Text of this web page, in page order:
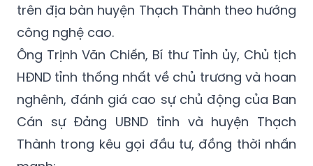
Ông Trịnh Văn Chiến, Bí thư Tỉnh ủy, Chủ tịch
HĐND tỉnh thống nhất về chủ trương và hoan
nghênh, đánh giá cao sự chủ động của Ban
Cán sự Đảng UBND tỉnh và huyện Thạch
Thành trong kêu gọi đầu tư, đồng thời nhấn
mạnh:
Việc tập đoàn DABACO Việt Nam quan tâm